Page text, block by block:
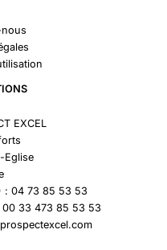
EXCEL
Eglise
: 04 73 85 53 53
33 473 85 53 53